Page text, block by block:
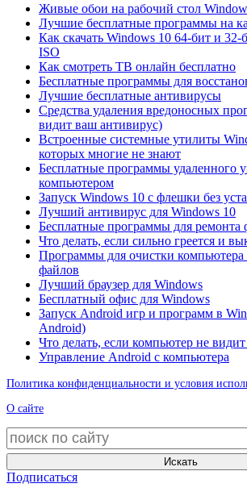
Живые обои на рабочий стол
Лучшие бесплатные программы на
Как скачать Windows 10 64-бит и
ISO
Как смотреть ТВ онлайн бесплатно
Бесплатные программы для
Лучшие бесплатные антивирусы
Средства удаления вредоносных
видит ваш антивирус)
Встроенные системные утилиты
которых многие не знают
Бесплатные программы удаленного
компьютером
Запуск Windows 10 с флешки без
Лучший антивирус для Windows 10
Бесплатные программы для ремонта
Что делать, если сильно греется и
Программы для очистки
файлов
Лучший браузер для Windows
Бесплатный офис для Windows
Запуск Android игр и программ в
Android)
Что делать, если компьютер не
Управление Android с компьютера
Политика конфиденциальности и условия
О сайте
Искать
Подписаться